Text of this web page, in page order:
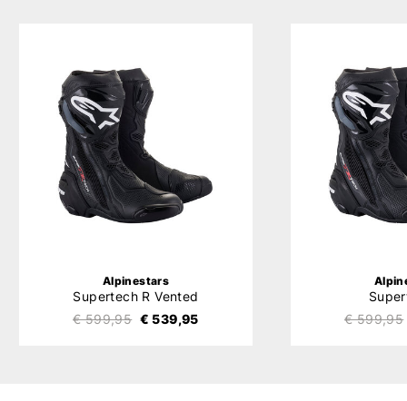
Alpinestars
Supertech R Vented
€ 599,95 € 539,95
€ 599,95